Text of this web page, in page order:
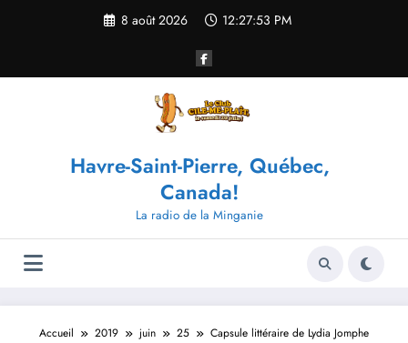
8 août 2026 12:27:53 PM
Havre-Saint-Pierre, Québec,
Canada!
La radio de la Minganie
Accueil 2019 juin 25 Capsule littéraire de Lydia Jomphe